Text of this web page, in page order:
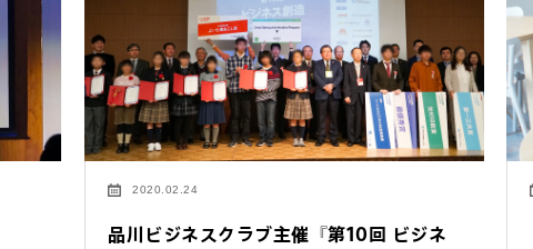
2020.02.24
品川ビジネスクラブ主催『第10回 ビジネ